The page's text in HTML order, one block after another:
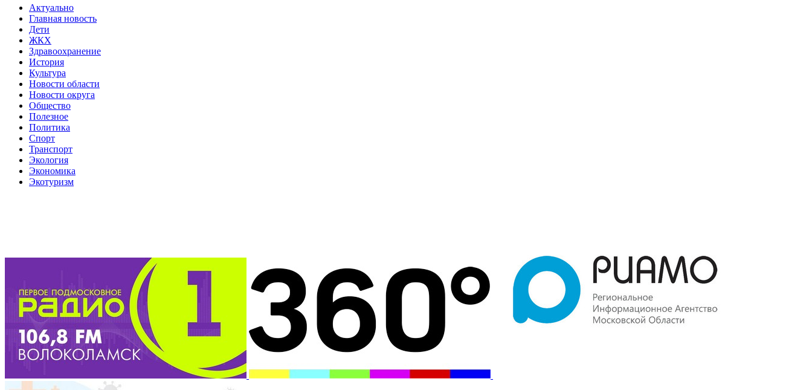
Актуально
Главная новость
Дети
ЖКХ
Здравоохранение
История
Культура
Новости области
Новости округа
Общество
Полезное
Политика
Спорт
Транспорт
Экология
Экономика
Экотуризм